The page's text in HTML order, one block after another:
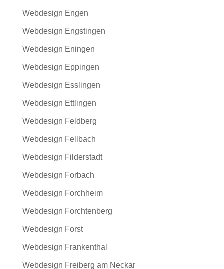
Webdesign Engen
Webdesign Engstingen
Webdesign Eningen
Webdesign Eppingen
Webdesign Esslingen
Webdesign Ettlingen
Webdesign Feldberg
Webdesign Fellbach
Webdesign Filderstadt
Webdesign Forbach
Webdesign Forchheim
Webdesign Forchtenberg
Webdesign Forst
Webdesign Frankenthal
Webdesign Freiberg am Neckar